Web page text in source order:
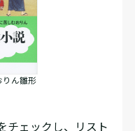
りん雛形
チェックし、リスト